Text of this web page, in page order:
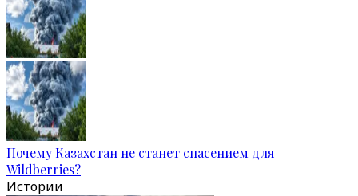
Почему Казахстан не станет спасением для
Wildberries?
Истории